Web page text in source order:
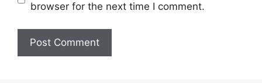
browser for the next time I comment.